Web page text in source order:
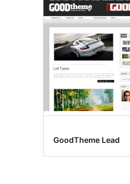
GoodTheme Lead